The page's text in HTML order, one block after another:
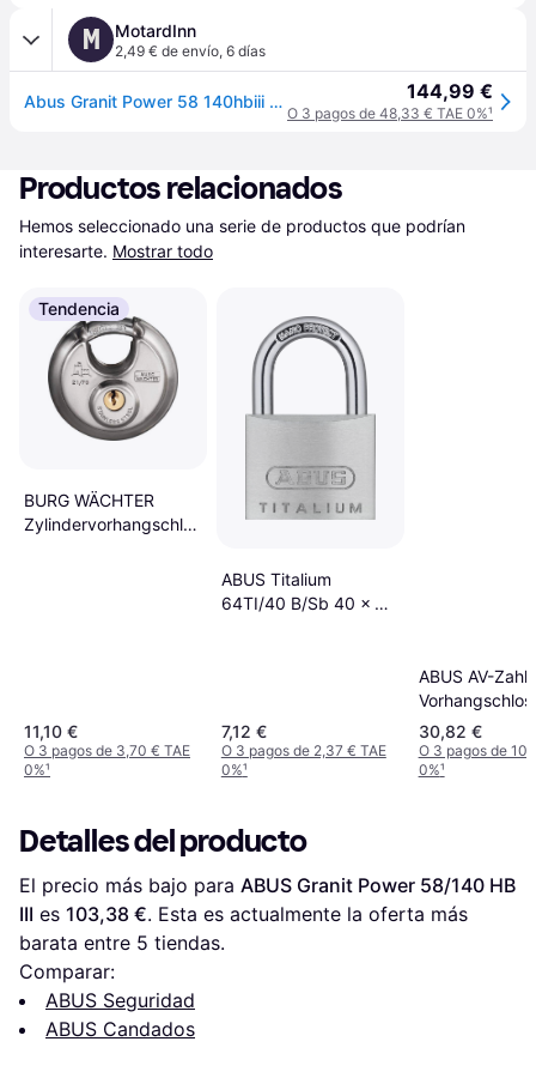
M MotardInn
2,49 € de envío, 6 días
Abus Granit Power 58 140hbiii U-lock Negro 31 cm 144,99 €
O 3 pagos de 48,33 € TAE 0%¹
Productos relacionados
Hemos seleccionado una serie de productos que podrían
interesarte. Mostrar todo
Tendencia
BURG WÄCHTER
Zylindervorhangschloss
11,10 €
O 3 pagos de 3,70 € TAE
0%¹
ABUS Titalium
64TI/40 B/Sb 40 x 62
7,12 €
O 3 pagos de 2,37 € TAE
0%¹
ABUS AV-
180IB/50HB/
mm
30,82 €
O 3 pagos de
0%¹
Detalles del producto
El precio más bajo para ABUS Granit Power 58/140 HB
III es 103,38 €. Esta es actualmente la oferta más
barata entre 5 tiendas.
Comparar:
ABUS Seguridad
ABUS Candados